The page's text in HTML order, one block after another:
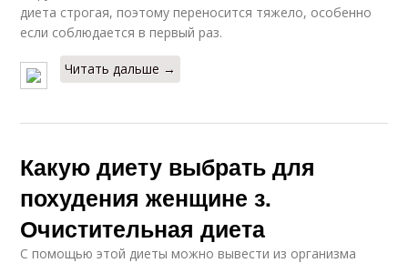
диета строгая, поэтому переносится тяжело, особенно
если соблюдается в первый раз.
Читать дальше →
Какую диету выбрать для
похудения женщине з.
Очистительная диета
С помощью этой диеты можно вывести из организма